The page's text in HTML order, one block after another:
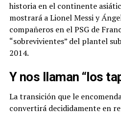
historia en el continente
mostrará a Lionel Messi y
compañeros en el PSG de
“sobrevivientes” del plantel
2014.
Y nos llaman “los
La transición que le
convertirá decididamente en